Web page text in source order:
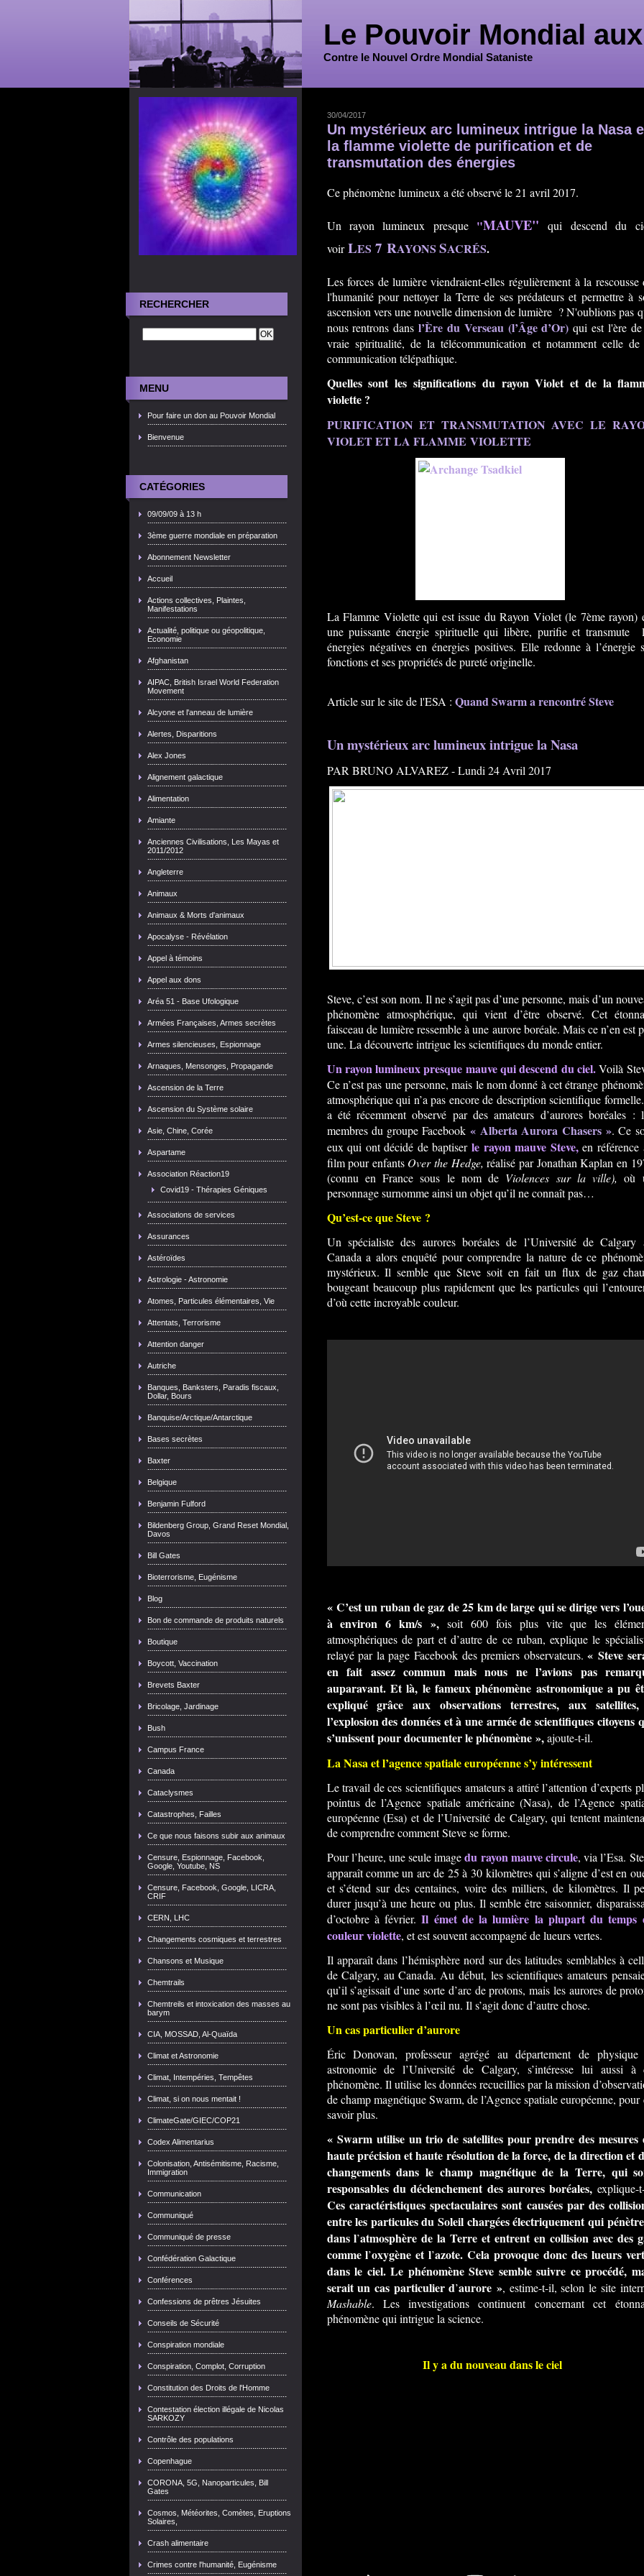
Le Pouvoir Mondial
Contre le Nouvel Ordre Mondial Sataniste
RECHERCHER
MENU
Pour faire un don au Pouvoir Mondial
Bienvenue
CATÉGORIES
09/09/09 à 13 h
3ème guerre mondiale en préparation
Abonnement Newsletter
Accueil
Actions collectives, Plaintes,
Manifestations
Actualité, politique ou géopolitique,
Economie
Afghanistan
AIPAC, British Israel World Federation
Movement
Alcyone et l'anneau de lumière
Alertes, Disparitions
Alex Jones
Alignement galactique
Alimentation
Amiante
Anciennes Civilisations, Les Mayas et
2011/2012
Angleterre
Animaux
Animaux & Morts d'animaux
Apocalyse - Révélation
Appel à témoins
Appel aux dons
Aréa 51 - Base Ufologique
Armées Françaises, Armes secrètes
Armes silencieuses, Espionnage
Arnaques, Mensonges, Propagande
Ascension de la Terre
Ascension du Système solaire
Asie, Chine, Corée
Aspartame
Association Réaction19
Covid19 - Thérapies Géniques
Associations de services
Assurances
Astéroïdes
Astrologie - Astronomie
Atomes, Particules élémentaires, Vie
Attentats, Terrorisme
Attention danger
Autriche
Banques, Banksters, Paradis fiscaux,
Dollar, Bours
Banquise/Arctique/Antarctique
Bases secrètes
Baxter
Belgique
Benjamin Fulford
Bildenberg Group, Grand Reset Mondial,
Davos
Bill Gates
Bioterrorisme, Eugénisme
Blog
Bon de commande de produits naturels
Boutique
Boycott, Vaccination
Brevets Baxter
Bricolage, Jardinage
Bush
Campus France
Canada
Cataclysmes
Catastrophes, Failles
Ce que nous faisons subir aux animaux
Censure, Espionnage, Facebook,
Google, Youtube, NS
Censure, Facebook, Google, LICRA,
CRIF
CERN, LHC
Changements cosmiques et terrestres
Chansons et Musique
Chemtrails
Chemtreils et intoxication des masses au
barym
CIA, MOSSAD, Al-Quaïda
Climat et Astronomie
Climat, Intempéries, Tempêtes
Climat, si on nous mentait !
ClimateGate/GIEC/COP21
Codex Alimentarius
Colonisation, Antisémitisme, Racisme,
Immigration
Communication
Communiqué
Communiqué de presse
Confédération Galactique
Conférences
Confessions de prêtres Jésuites
Conseils de Sécurité
Conspiration mondiale
Conspiration, Complot, Corruption
Constitution des Droits de l'Homme
Contestation élection illégale de Nicolas
SARKOZY
Contrôle des populations
Copenhague
CORONA, 5G, Nanoparticules, Bill
Gates
Cosmos, Météorites, Comètes, Eruptions
Solaires,
Crash alimentaire
Crimes contre l'humanité, Eugénisme
30/04/2017
Un mystérieux arc lumineux intrigue la Nasa
la flamme violette de purification et de
transmutation des énergies
Ce phénomène lumineux a été observé le 21 avril 2017.
Un rayon lumineux presque"MAUVE"
qui descend du
voirLES 7 RAYONS SACRÉS.
Les forces de lumière viendraient-elles régulièrement à la rescousse
l'humanité pour nettoyer la Terre de ses prédateurs et permettre à
ascension vers une nouvelle dimension de lumière ? N'oublions pas
nous rentrons dans l’Ère du Verseau (l’Âge d’Or) qui est l'ère
vraie spiritualité, de la télécommunication et notamment celle
communication télépathique.
Quelles sont les significations du rayon Violet et de la
violette ?
PURIFICATION ET TRANSMUTATION AVEC LE
VIOLET ET LA FLAMME VIOLETTE
La Flamme Violette qui est issue du Rayon Violet (le 7ème rayon)
une puissante énergie spirituelle qui libère, purifie et transmute
énergies négatives en énergies positives. Elle redonne à l’énergie
fonctions et ses propriétés de pureté originelle.
Article sur le site de l'ESA : Quand Swarm a rencontré Steve
Un mystérieux arc lumineux intrigue la Nasa
PAR BRUNO ALVAREZ - Lundi 24 Avril 2017
Steve, c’est son nom. Il ne s’agit pas d’une personne, mais d’un
phénomène atmosphérique, qui vient d’être observé. Cet
faisceau de lumière ressemble à une aurore boréale. Mais ce n’en est
une. La découverte intrigue les scientifiques du monde entier.
Un rayon lumineux presque mauve qui descend du ciel.Voilà
Ce n’est pas une personne, mais le nom donné à cet étrange
atmosphérique qui n’a pas encore de description scientifique
a été récemment observé par des amateurs d’aurores boréales :
membres du groupe Facebook « Alberta Aurora Chasers ». Ce
eux qui ont décidé de baptiser le rayon mauve Steve,en référence
film pour enfants Over the Hedge,réalisé par Jonathan Kaplan en
(connu en France sous le nom de Violences sur la ville), où
personnage surnomme ainsi un objet qu’il ne connaît pas…
Qu’est-ce que Steve ?
Un spécialiste des aurores boréales de l’Université de Calgary
Canada a alors enquêté pour comprendre la nature de ce
mystérieux. Il semble que Steve soit en fait un flux de gaz
bougeant beaucoup plus rapidement que les particules qui
d’où cette incroyable couleur.
« C’est un ruban de gaz de 25 km de large qui se dirige vers
à environ 6 km/s », soit 600 fois plus vite que les
atmosphériques de part et d’autre de ce ruban, explique le
relayé par la page Facebook des premiers observateurs.« Steve
en fait assez commun mais nous ne l’avions pas
auparavant. Et là, le fameux phénomène astronomique a pu
expliqué grâce aux observations terrestres, aux
l’explosion des données et à une armée de scientifiques citoyens
s’unissent pour documenter le phénomène »,ajoute-t-il.
La Nasa et l’agence spatiale européenne s’y intéressent
Le travail de ces scientifiques amateurs a attiré l’attention d’experts
pointus de l’Agence spatiale américaine (Nasa), de l’Agence
européenne (Esa) et de l’Université de Calgary, qui tentent
de comprendre comment Steve se forme.
Pour l’heure, une seule imagedu rayon mauve circule, via l’Esa.
apparaît comme un arc de 25 à 30 kilomètres qui s’aligne d’est en
et s’étend sur des centaines, voire des milliers, de kilomètres. Il
durer jusqu’à une heure ou plus. Il semble être saisonnier,
d’octobre à février.Il émet de la lumière la plupart du temps
couleur violette, et est souvent accompagné de lueurs vertes.
Il apparaît dans l’hémisphère nord sur des latitudes semblables à
de Calgary, au Canada. Au début, les scientifiques amateurs
qu’il s’agissait d’une sorte d’arc de protons, mais les aurores de
ne sont pas visibles à l’œil nu. Il s’agit donc d’autre chose.
Un cas particulier d’aurore
Éric Donovan, professeur agrégé au département de physique
astronomie de l’Université de Calgary, s’intéresse lui aussi à
phénomène. Il utilise les données recueillies par la mission
de champ magnétique Swarm, de l’Agence spatiale européenne, pour
savoir plus.
« Swarm utilise un trio de satellites pour prendre des mesures
haute précision et haute résolution de la force, de la direction et
changements dans le champ magnétique de la Terre, qui
responsables du déclenchement des aurores boréales, explique-
Ces caractéristiques spectaculaires sont causées par des
entre les particules du Soleil chargées électriquement qui
dans l’atmosphère de la Terre et entrent en collision avec des
comme l’oxygène et l’azote. Cela provoque donc des lueurs
dans le ciel. Le phénomène Steve semble suivre ce procédé,
serait un cas particulier d’aurore », estime-t-il, selon le site
Mashable. Les investigations continuent concernant cet
phénomène qui intrigue la science.
Il y a du nouveau dans le ciel